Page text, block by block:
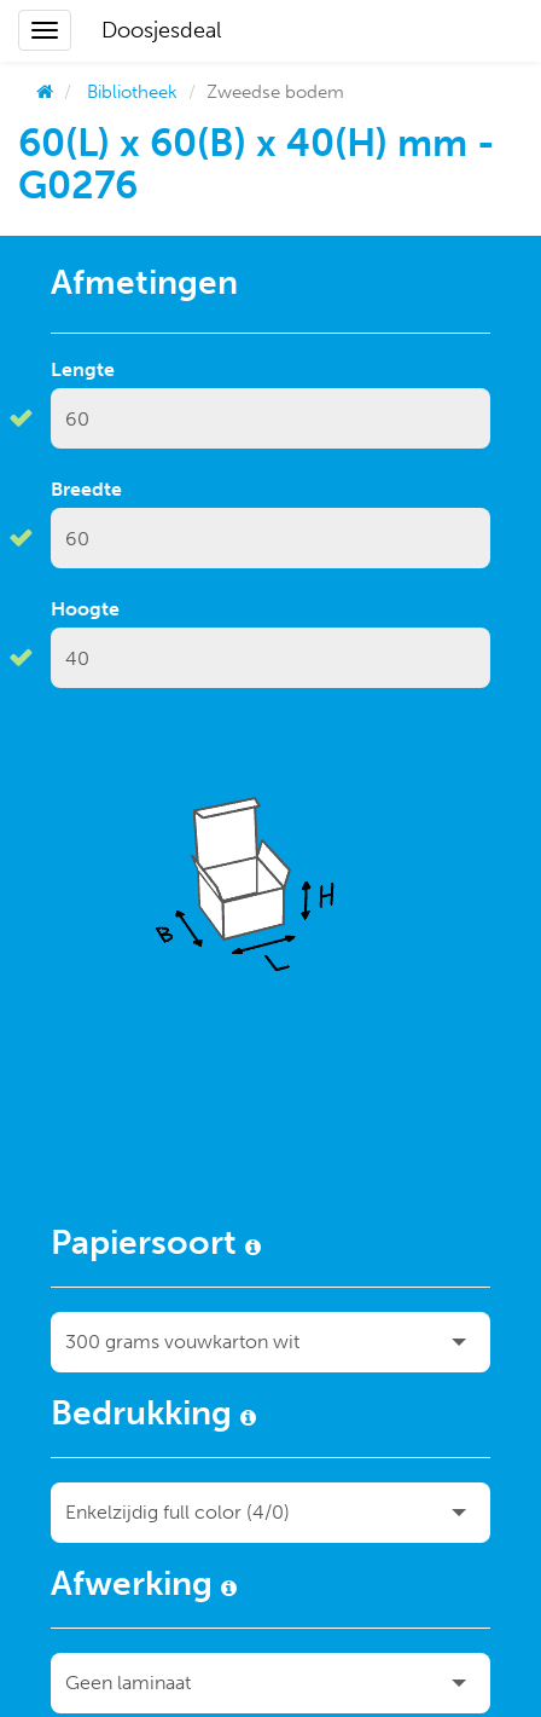
Doosjesdeal
Bibliotheek Zweedse bodem
60(L) x 60(B) x 40(H) mm -
G0276
Afmetingen
Lengte
Breedte
Hoogte
Papiersoort
Bedrukking
Afwerking